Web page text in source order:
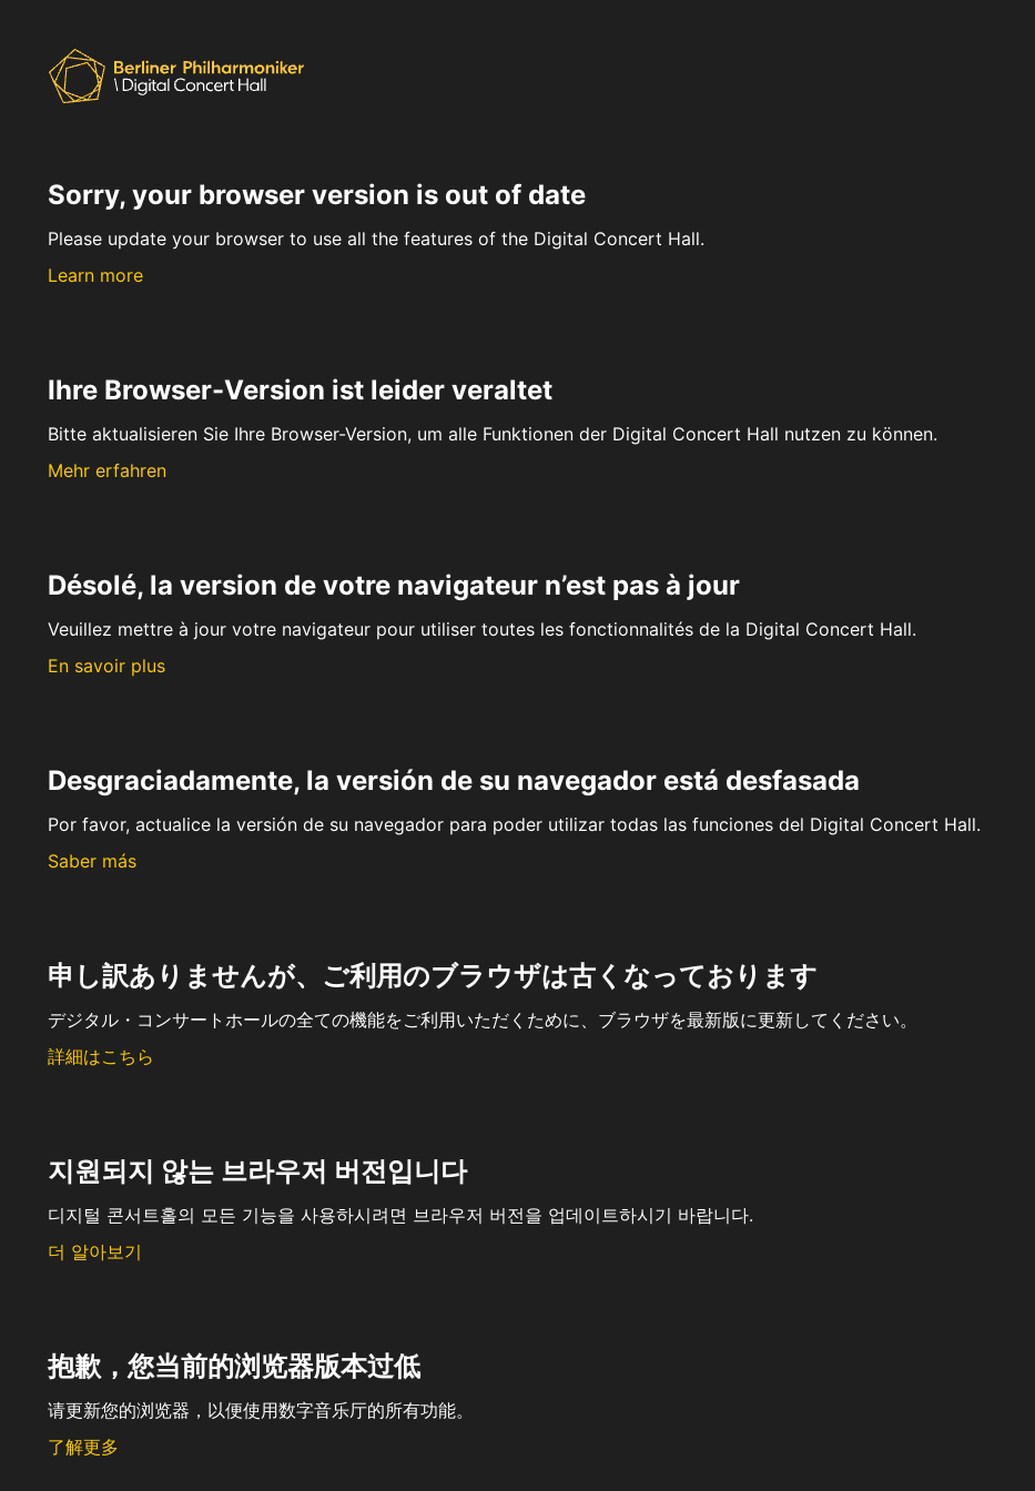
Sorry, your browser version is out of date
Please update your browser to use all the features of the Digital Concert Hall.
Learn more
Ihre Browser-Version ist leider veraltet
Bitte aktualisieren Sie Ihre Browser-Version, um alle Funktionen der Digital Concert Hall nutzen zu können.
Mehr erfahren
Désolé, la version de votre navigateur n’est pas à jour
Veuillez mettre à jour votre navigateur pour utiliser toutes les fonctionnalités de la Digital Concert Hall.
En savoir plus
Desgraciadamente, la versión de su navegador está desfasada
Por favor, actualice la versión de su navegador para poder utilizar todas las funciones del Digital Concert Hall.
Saber más
申し訳ありませんが、ご利用のブラウザは古くなっております
デジタル・コンサートホールの全ての機能をご利用いただくために、ブラウザを最新版に更新してください。
詳細はこちら
지원되지 않는 브라우저 버전입니다
디지털 콘서트홀의 모든 기능을 사용하시려면 브라우저 버전을 업데이트하시기 바랍니다.
더 알아보기
抱歉，您当前的浏览器版本过低
请更新您的浏览器，以便使用数字音乐厅的所有功能。
了解更多